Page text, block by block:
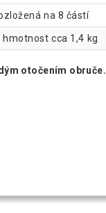
na 8 částí
cca 1,4 kg
otočením obruče.